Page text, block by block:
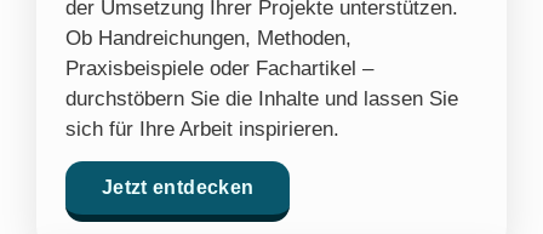
der Umsetzung Ihrer Projekte unterstützen.
Ob Handreichungen, Methoden,
Praxisbeispiele oder Fachartikel –
durchstöbern Sie die Inhalte und lassen Sie
sich für Ihre Arbeit inspirieren.
Jetzt entdecken